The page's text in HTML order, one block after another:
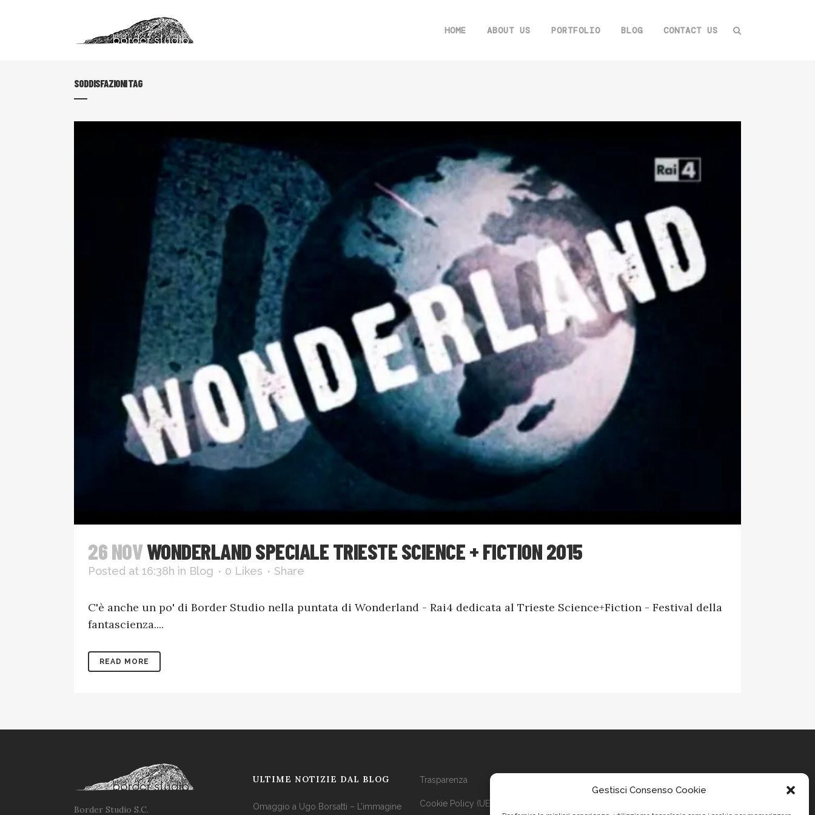
Gestisci Consenso Cookie
HOME ABOUT US PORTFOLIO BLOG CONTACT US
SODDISFAZIONI TAG
26 NOVWONDERLAND SPECIALE TRIESTE SCIENCE + FICTION 2015
Posted at 16:38h in Blog 0 Likes Share
C'è anche un po' di Border Studio nella puntata di Wonderland - Rai4 dedicata al Trieste Science+Fiction - Festival della
fantascienza....
READ MORE
Border Studio S.C.
ULTIME NOTIZIE DAL BLOG
Omaggio a Ugo Borsatti – L’immagine
Trasparenza
Cookie Policy (UE)